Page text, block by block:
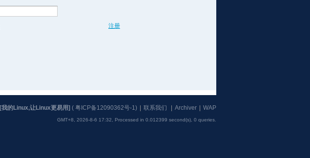
注册
[我的Linux,让Linux更易用] ( 粤ICP备12090362号-1) 联系我们 Archiver WAP
GMT+8, 2026-8-6 17:32, Processed in 0.012399 second(s), 0 queries